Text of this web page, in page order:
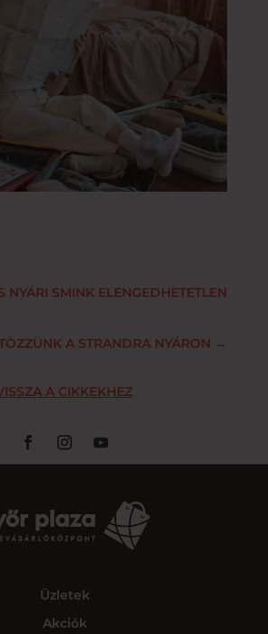
NYÁRI SMINK ELENGEDHETETLEN
A STRANDRA NYÁRON →
A CIKKEKHEZ
Üzletek
Akciók